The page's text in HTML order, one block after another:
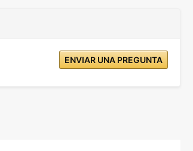
ENVIAR UNA PREGUNTA